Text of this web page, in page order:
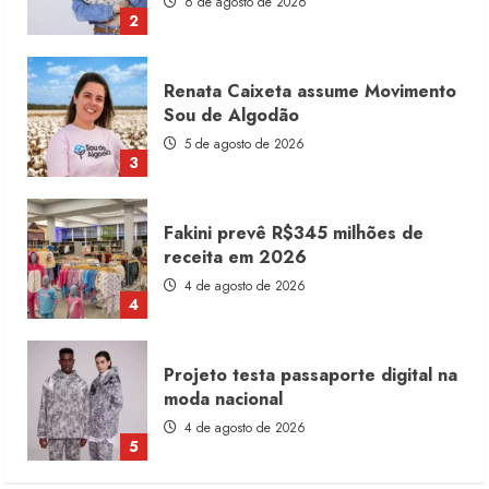
3
4
Fakini prevê R$345 milhões de
receita em 2026
4 de agosto de 2026
5
Projeto testa passaporte digital na
moda nacional
4 de agosto de 2026
1
Dia dos Pais reforça retomada da
moda no varejo
7 de agosto de 2026